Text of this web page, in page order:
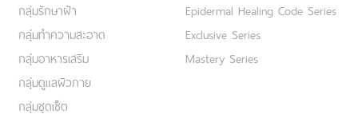
กลุ่มรักษาฝ้า
กลุ่มทำความสะอาด
กลุ่มอาหารเสริม
กลุ่มดูแลผิวกาย
กลุ่มชุดเซ็ต
Epidermal Healing Code Series
Exclusive Series
Mastery Series